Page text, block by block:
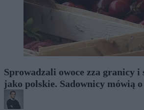
Sprowadzali owoce zza granicy i
jako polskie. Sadownicy mówią o